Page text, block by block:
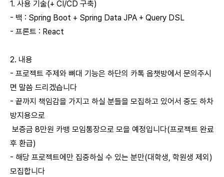
1. 사용 기술(+ CI/CD 구축)
- 백 : Spring Boot + Spring Data JPA + Query DSL
- 프론트 : React
2. 내용
- 프로젝트 주제와 뼈대 기능은 하단의 카톡 옵챗방에서 문의주시
면 말씀 드리겠습니다
- 끝까지 책임감을 가지고 하실 분들을 모집하고 있어서 중도 하차
방지용으로
보증금 8만원 카뱅 모임통장으로 모을 예정입니다(프로젝트 완료
후 환급)
- 해당 프로젝트에만 집중하실 수 있는 분만(대학생, 학원생 제외)
모집합니다